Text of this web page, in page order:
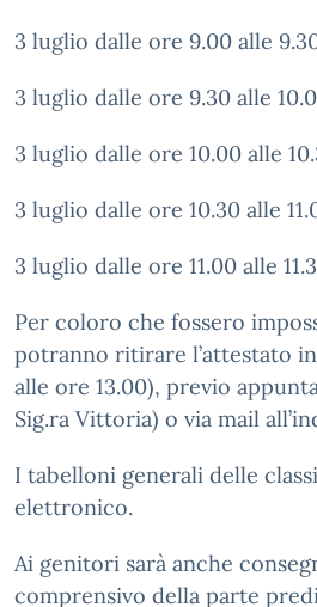
3 luglio dalle ore 9.00 alle
3 luglio dalle ore 9.30 alle
3 luglio dalle ore 10.00 alle
3 luglio dalle ore 10.30 alle
3 luglio dalle ore 11.00 alle
Per coloro che fossero
potranno ritirare l’attestato
alle ore 13.00), previo
Sig.ra Vittoria) o via mail
I tabelloni generali delle
elettronico.
Ai genitori sarà anche
comprensivo della parte